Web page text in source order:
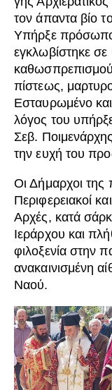
τον άπαντα βίο
Υπήρξε πρόσωπο
εγκλωβίστηκε σε
πίστεως,
Εσταυρωμένο
λόγος του
Σεβ.
την ευχή του
Οι Δήμαρχοι της
Περιφερειακοί
Αρχές, κατά
Ιεράρχου και
φιλοξενία στην
ανακαινισμένη
Ναού.